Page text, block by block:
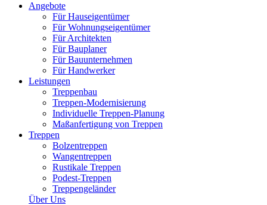
Angebote
Für Hauseigentümer
Für Wohnungseigentümer
Für Architekten
Für Bauplaner
Für Bauunternehmen
Für Handwerker
Leistungen
Treppenbau
Treppen-Modernisierung
Individuelle Treppen-Planung
Maßanfertigung von Treppen
Treppen
Bolzentreppen
Wangentreppen
Rustikale Treppen
Podest-Treppen
Treppengeländer
Über Uns